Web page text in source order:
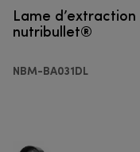
Lame d’extraction
nutribullet®
NBM-BA031DL